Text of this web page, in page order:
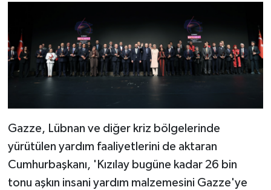
Gazze, Lübnan ve diğer kriz bölgelerinde
yürütülen yardım faaliyetlerini de aktaran
Cumhurbaşkanı, 'Kızılay bugüne kadar 26 bin
tonu aşkın insani yardım malzemesini Gazze'ye